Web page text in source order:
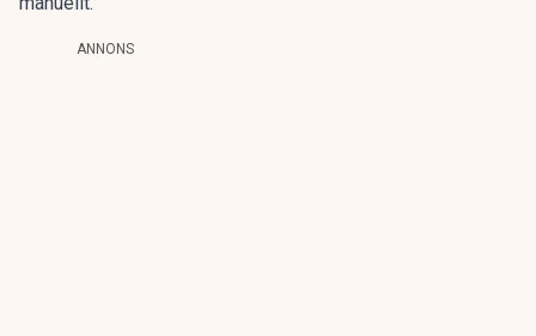
ANNONS